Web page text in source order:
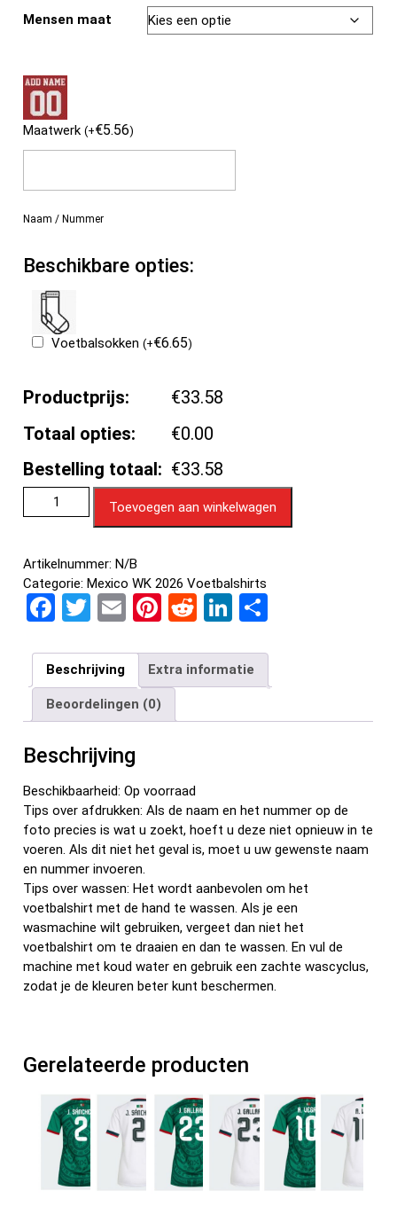
Mensen maat
Maatwerk(+€5.56)
Naam / Nummer
Beschikbare opties:
Voetbalsokken(+€6.65)
Productprijs:
€33.58
Totaal opties:
€0.00
Bestelling totaal: €33.58
Toevoegen aan winkelwagen
Artikelnummer:N/B
Categorie:Mexico WK 2026 Voetbalshirts
F
ce
b
o
o
k
T
tt
er
E
ail
Pi
er
es
t
R
d
di
t
Li
ke
dI
n
e
n
Beschrijving Extra informatie
Beoordelingen (0)
Beschrijving
Beschikbaarheid: Op voorraad
Tips over afdrukken: Als de naam en het nummer op de
foto precies is wat u zoekt, hoeft u deze niet opnieuw in te
voeren. Als dit niet het geval is, moet u uw gewenste naam
en nummer invoeren.
Tips over wassen: Het wordt aanbevolen om het
voetbalshirt met de hand te wassen. Als je een
wasmachine wilt gebruiken, vergeet dan niet het
voetbalshirt om te draaien en dan te wassen. En vul de
machine met koud water en gebruik een zachte wascyclus,
zodat je de kleuren beter kunt beschermen.
Gerelateerde producten